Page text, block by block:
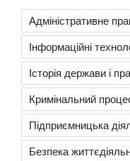
Адміністративне
Інформаційні
Історія держави і
Кримінальний
Підприємницька
Безпека